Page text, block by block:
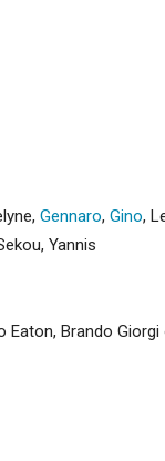
, Gennaro, Gino,
, Yannis
Brando